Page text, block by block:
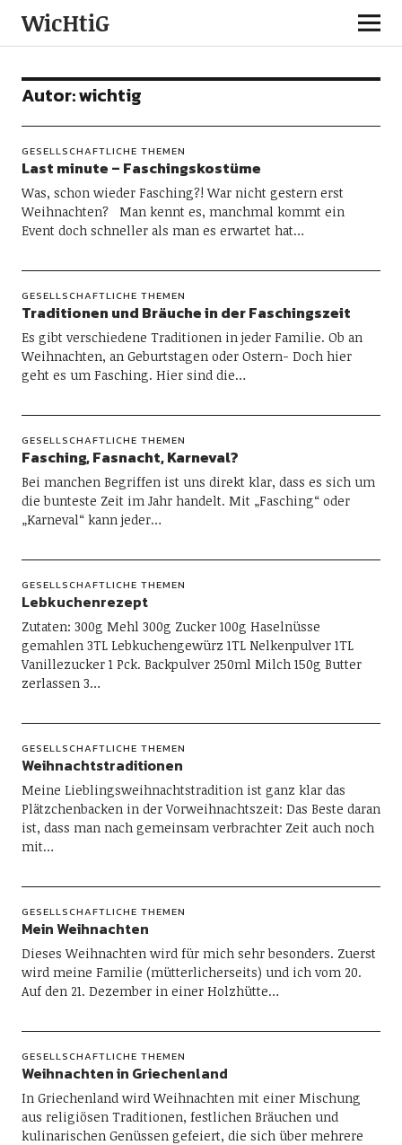
WicHtiG
Autor:wichtig
GESELLSCHAFTLICHE THEMEN
Last minute – Faschingskostüme
Was, schon wieder Fasching?! War nicht gestern erst
Weihnachten? Man kennt es, manchmal kommt ein
Event doch schneller als man es erwartet hat…
GESELLSCHAFTLICHE THEMEN
Traditionen und Bräuche in der Faschingszeit
Es gibt verschiedene Traditionen in jeder Familie. Ob an
Weihnachten, an Geburtstagen oder Ostern- Doch hier
geht es um Fasching. Hier sind die…
GESELLSCHAFTLICHE THEMEN
Fasching, Fasnacht, Karneval?
Bei manchen Begriffen ist uns direkt klar, dass es sich um
die bunteste Zeit im Jahr handelt. Mit „Fasching“ oder
„Karneval“ kann jeder…
GESELLSCHAFTLICHE THEMEN
Lebkuchenrezept
Zutaten: 300g Mehl 300g Zucker 100g Haselnüsse
gemahlen 3TL Lebkuchengewürz 1TL Nelkenpulver 1TL
Vanillezucker 1 Pck. Backpulver 250ml Milch 150g Butter
zerlassen 3…
GESELLSCHAFTLICHE THEMEN
Weihnachtstraditionen
Meine Lieblingsweihnachtstradition ist ganz klar das
Plätzchenbacken in der Vorweihnachtszeit: Das Beste daran
ist, dass man nach gemeinsam verbrachter Zeit auch noch
mit…
GESELLSCHAFTLICHE THEMEN
Mein Weihnachten
Dieses Weihnachten wird für mich sehr besonders. Zuerst
wird meine Familie (mütterlicherseits) und ich vom 20.
Auf den 21. Dezember in einer Holzhütte…
GESELLSCHAFTLICHE THEMEN
Weihnachten in Griechenland
In Griechenland wird Weihnachten mit einer Mischung
aus religiösen Traditionen, festlichen Bräuchen und
kulinarischen Genüssen gefeiert, die sich über mehrere